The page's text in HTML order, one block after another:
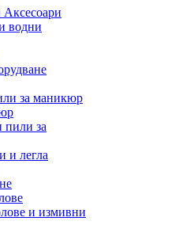
водни
за маникюр
пили за
и легла
и измивни